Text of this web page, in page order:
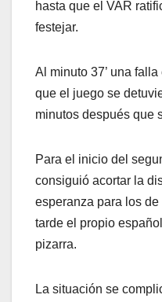
hasta que el VAR
festejar.
Al minuto 37’ una
que el juego se
minutos después que
Para el inicio del
consiguió acortar la
esperanza para los de
tarde el propio
pizarra.
La situación se